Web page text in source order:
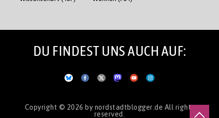
DU FINDEST UNS AUCH AUF:
Copyright © 2026 by nordstadtblogger.de All rights
reserved.